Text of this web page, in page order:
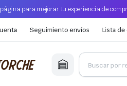
para mejorar tu experiencia de
Seguimiento envíos Lista de